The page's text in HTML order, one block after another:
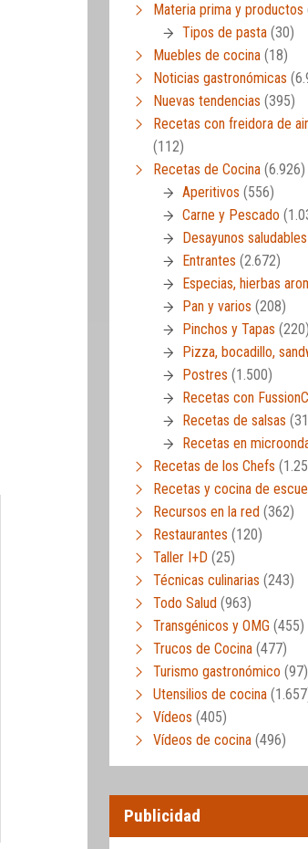
Materia prima y productos
Tipos de pasta (30)
Muebles de cocina (18)
Noticias gastronómicas
Nuevas tendencias (395)
Recetas con freidora de
(112)
Recetas de Cocina (6.926)
Aperitivos (556)
Carne y Pescado
Desayunos saludables
Entrantes (2.672)
Especias, hierbas
Pan y varios (208)
Pinchos y Tapas (220)
Pizza, bocadillo,
Postres (1.500)
Recetas con
Recetas de salsas
Recetas en
Recetas de los Chefs
Recetas y cocina de
Recursos en la red (362)
Restaurantes (120)
Taller I+D (25)
Técnicas culinarias (243)
Todo Salud (963)
Transgénicos y OMG (455)
Trucos de Cocina (477)
Turismo gastronómico (97)
Utensilios de cocina
Vídeos (405)
Vídeos de cocina (496)
Publicidad